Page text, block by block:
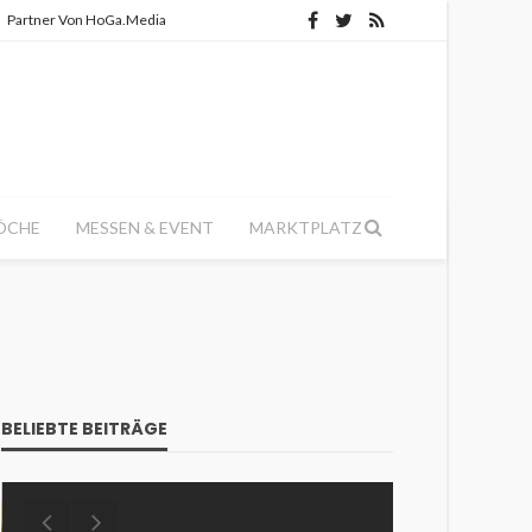
Partner Von HoGa.Media
MESSEN & EVENT MARKTPLATZ
BELIEBTE BEITRÄGE